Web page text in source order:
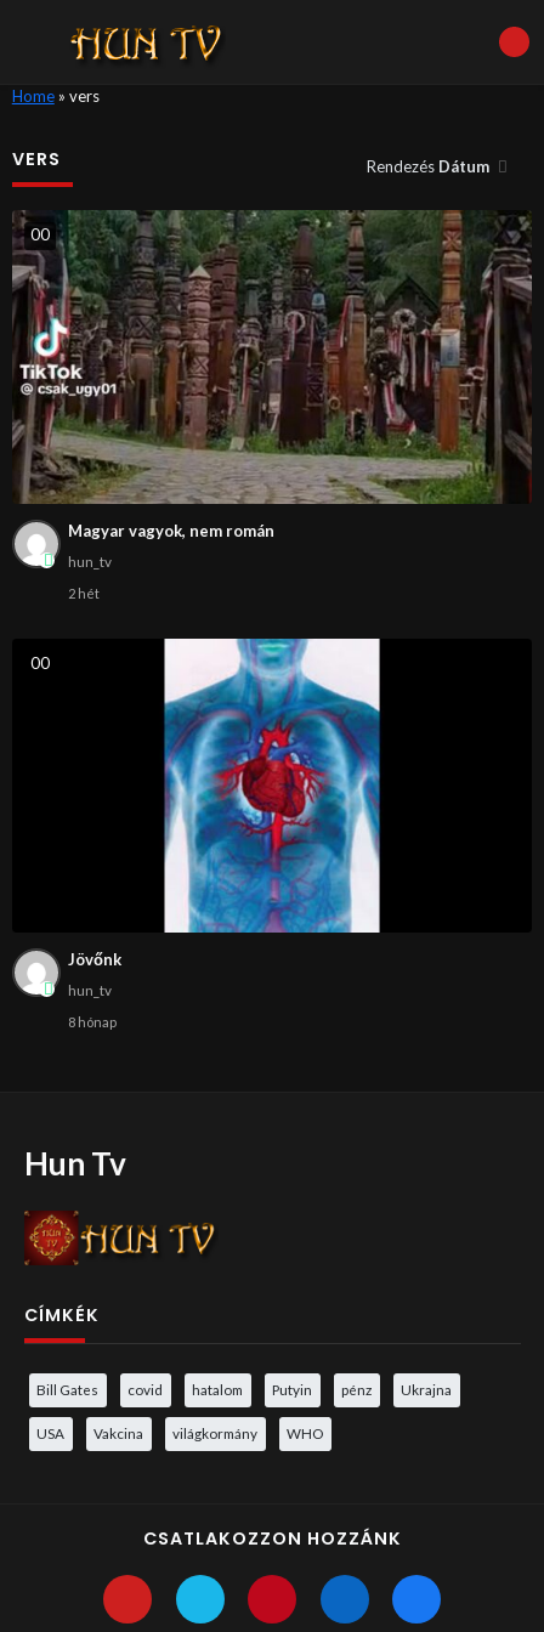
Home» vers
VERS Rendezés Dátum
00
Magyar vagyok, nem román
hun_tv
2 hét
00
Jövőnk
hun_tv
8 hónap
Hun Tv
CÍMKÉK
Bill Gates covid hatalom Putyin pénz Ukrajna
USA Vakcina világkormány WHO
CSATLAKOZZON HOZZÁNK